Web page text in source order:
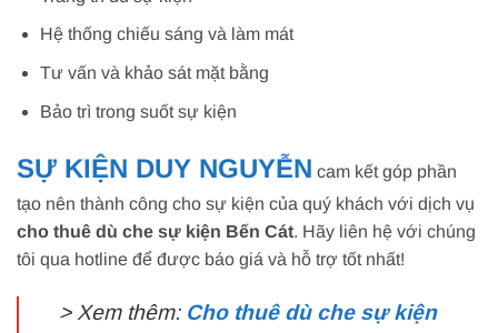
Hệ thống chiếu sáng và làm mát
Tư vấn và khảo sát mặt bằng
Bảo trì trong suốt sự kiện
SỰ KIỆN DUY NGUYỄN cam kết góp phần
tạo nên thành công cho sự kiện của quý khách với dịch vụ
cho thuê dù che sự kiện Bến Cát. Hãy liên hệ với chúng
tôi qua hotline để được báo giá và hỗ trợ tốt nhất!
> Xem thêm: Cho thuê dù che sự kiện